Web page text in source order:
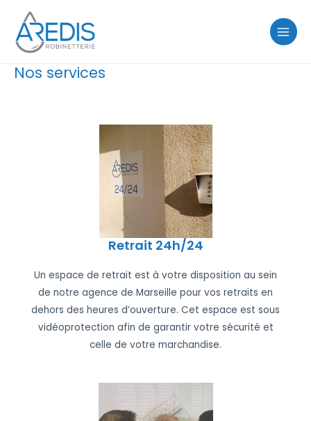
contenu
MENU
Nos services
Retrait 24h/24
Un espace de retrait est à votre disposition au sein
de notre agence de Marseille pour vos retraits en
dehors des heures d’ouverture. Cet espace est sous
vidéoprotection afin de garantir votre sécurité et
celle de votre marchandise.